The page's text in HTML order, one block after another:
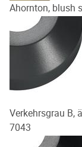
Ahornton, blush
Verkehrsgrau B,
7043